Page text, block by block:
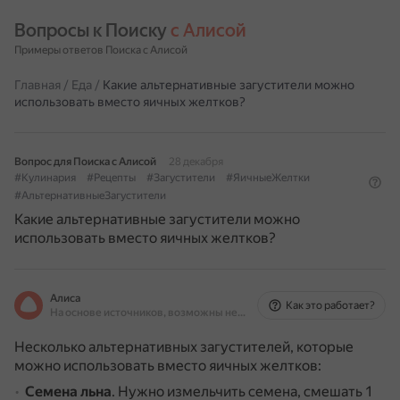
Вопросы к Поиску с Алисой
Примеры ответов Поиска с Алисой
Главная / Еда / Какие альтернативные загустители можно
использовать вместо яичных желтков?
Вопрос для Поиска с Алисой
28 декабря
#Кулинария
#Рецепты #Загустители
#ЯичныеЖелтки
#АльтернативныеЗагустители
Какие альтернативные загустители можно
использовать вместо яичных желтков?
Алиса
На основе источников, возможны неточности
Как это работает?
Несколько альтернативных загустителей, которые
можно использовать вместо яичных желтков:
Семена льна. Нужно измельчить семена, смешать 1